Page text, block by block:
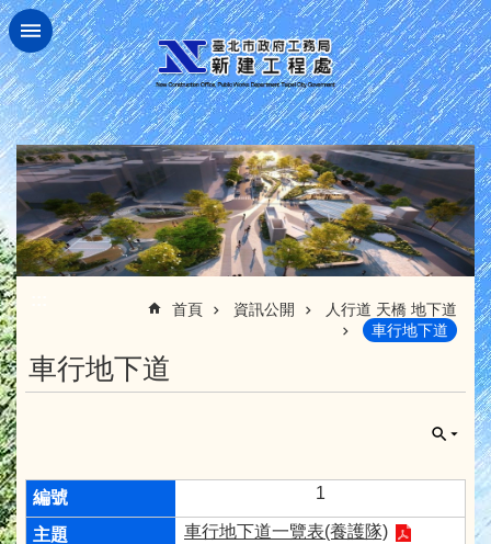
跳到主要內容區塊
首頁 資訊公開
人行道 天橋 地下道
車行地下道
車行地下道
1
車行地下道一覽表(養護隊)